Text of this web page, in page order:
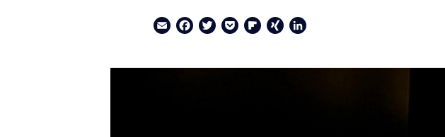
EmailFacebook
TwitterPocketFlipboard
XINGLinkedIn